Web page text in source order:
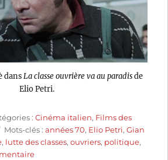
dans La classe ouvrière va au paradisde
Elio Petri.
:Cinéma italien, Films des
Étiquettes
Mots-clés :années 70, Elio Petri,Gian
, lutte des classes,ouvriers, politique,
sur